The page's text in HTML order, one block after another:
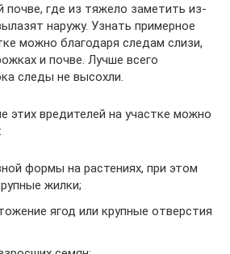
почве, где из тяжело заметить из-
наружу. Узнать примерное
можно благодаря следам слизи,
и почве. Лучше всего
следы не высохли.
этих вредителей на участке можно
формы на растениях, при этом
жилки;
ягод или крупные отверстия